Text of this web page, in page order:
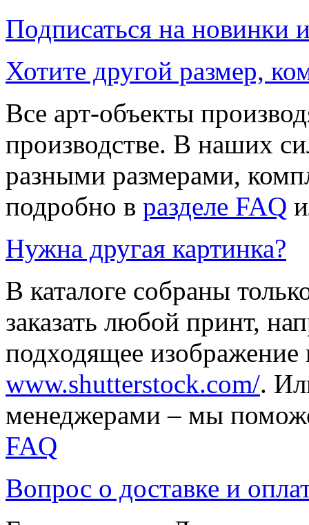
Подписаться на новинки
Хотите другой размер,
Все арт-объекты
производстве. В наших
разными размерами,
подробно в разделе FAQ
Нужна другая картинка?
В каталоге собраны
заказать любой принт,
подходящее изображение
www.shutterstock.com/.
менеджерами – мы
FAQ
Вопрос о доставке и